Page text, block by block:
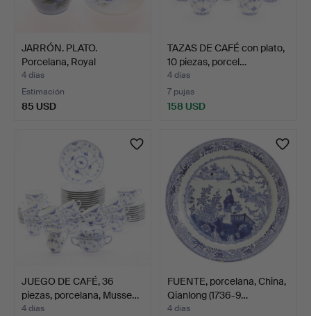
JARRÓN. PLATO.
Porcelana, Royal
Copenhagen…
4 días
Estimación
85 USD
TAZAS DE CAFÉ con plato,
10 piezas, porcel…
4 días
7 pujas
158 USD
JUEGO DE CAFÉ, 36
piezas, porcelana, Musse…
4 días
FUENTE, porcelana, China,
Qianlong (1736-9…
4 días